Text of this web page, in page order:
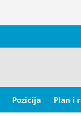
Pozicija Plan i